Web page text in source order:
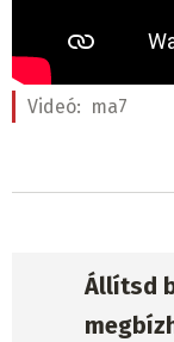
Videó: ma7
Állítsd